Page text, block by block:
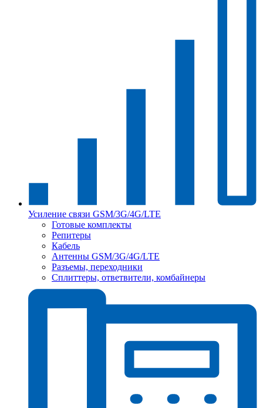
Усиление связи GSM/3G/4G/LTE
Готовые комплекты
Репитеры
Кабель
Антенны GSM/3G/4G/LTE
Разъемы, переходники
Сплиттеры, ответвители, комбайнеры